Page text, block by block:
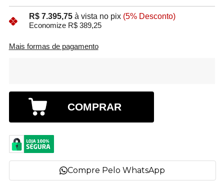
R$ 7.395,75 à vista no pix (5% Desconto)
Economize R$ 389,25
Mais formas de pagamento
COMPRAR
Compre Pelo WhatsApp